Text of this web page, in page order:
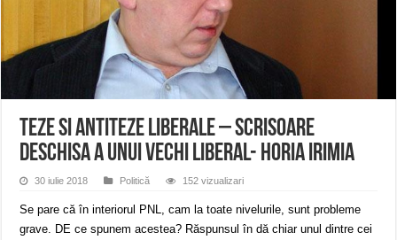
ANUNȚ OPRIRE APĂ în Reșița, cartier Țerova – avarie – 04.08.2026
ANUNȚ OPRIRE APĂ în Reșița – avarie – 03.08.2026 – Calea Caransebeșului
Teze si antiteze liberale – Scrisoare
deschisa a unui vechi liberal- Horia Irimia
30 iulie 2018 Politică 152 vizualizari
Se pare că în interiorul PNL, cam la toate nivelurile, sunt probleme
grave. DE ce spunem acestea? Răspunsul în dă chiar unul dintre cei